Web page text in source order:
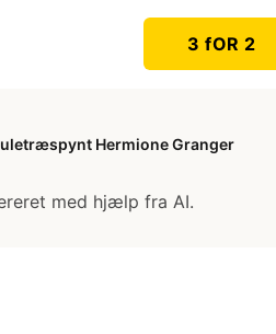
3 fOR 2
Hermione Granger
med hjælp fra AI.